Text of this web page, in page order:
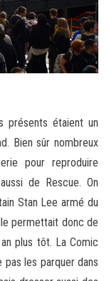
présents étaient un
Bien sûr nombreux
pour reproduire
de Rescue. On
Stan Lee armé du
permettait donc de
plus tôt. La Comic
les parquer dans